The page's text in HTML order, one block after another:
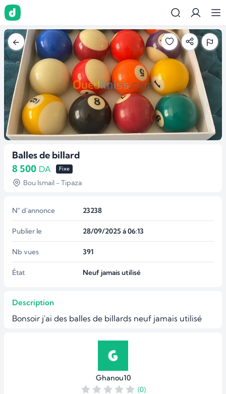
Balles de billard
8 500 DA Fixe
Bou Ismail - Tipaza
N° d'annonce 23238
Publier le 28/09/2025 á 06:13
Nb vues 391
État Neuf jamais utilisé
Description
Bonsoir j'ai des balles de billards neuf jamais utilisé
Ghanou10
(0)